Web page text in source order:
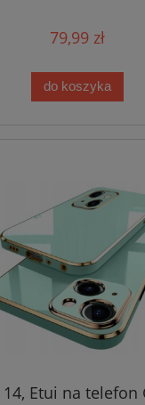
79,99 zł
do koszyka
Etui na telefon